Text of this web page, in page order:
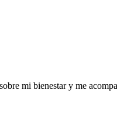
mi bienestar y me